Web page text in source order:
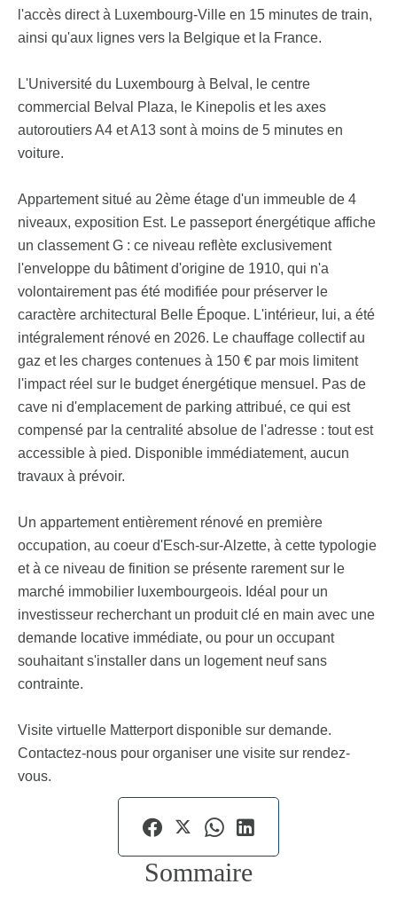
l'accès direct à Luxembourg-Ville en 15 minutes de train,
ainsi qu'aux lignes vers la Belgique et la France.
L'Université du Luxembourg à Belval, le centre
commercial Belval Plaza, le Kinepolis et les axes
autoroutiers A4 et A13 sont à moins de 5 minutes en
voiture.
Appartement situé au 2ème étage d'un immeuble de 4
niveaux, exposition Est. Le passeport énergétique affiche
un classement G : ce niveau reflète exclusivement
l'enveloppe du bâtiment d'origine de 1910, qui n'a
volontairement pas été modifiée pour préserver le
caractère architectural Belle Époque. L'intérieur, lui, a été
intégralement rénové en 2026. Le chauffage collectif au
gaz et les charges contenues à 150 € par mois limitent
l'impact réel sur le budget énergétique mensuel. Pas de
cave ni d'emplacement de parking attribué, ce qui est
compensé par la centralité absolue de l'adresse : tout est
accessible à pied. Disponible immédiatement, aucun
travaux à prévoir.
Un appartement entièrement rénové en première
occupation, au coeur d'Esch-sur-Alzette, à cette typologie
et à ce niveau de finition se présente rarement sur le
marché immobilier luxembourgeois. Idéal pour un
investisseur recherchant un produit clé en main avec une
demande locative immédiate, ou pour un occupant
souhaitant s'installer dans un logement neuf sans
contrainte.
Visite virtuelle Matterport disponible sur demande.
Contactez-nous pour organiser une visite sur rendez-
vous.
Sommaire